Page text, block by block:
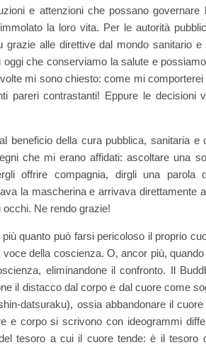
e attenzioni che possano governare
la loro vita. Per le autorità
grazie alle direttive dal mondo sanitario
che conserviamo la salute e
mi sono chiesto: come mi
pareri contrastanti! Eppure le decisioni
beneficio della cura pubblica, sanitaria e
che mi erano affidati: ascoltare una
offrire compagnia, dirgli una parola
la mascherina e arrivava direttamente
Ne rendo grazie!
quanto può farsi pericoloso il proprio
della coscienza. O, ancor più,
eliminandone il confronto. Il
il distacco dal corpo e dal cuore come
datsuraku), ossia abbandonare il
e corpo si scrivono con ideogrammi
tesoro a cui il cuore tende: è il tesoro